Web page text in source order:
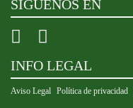
SÍGUENOS EN
INFO LEGAL
Aviso Legal Política de privacidad